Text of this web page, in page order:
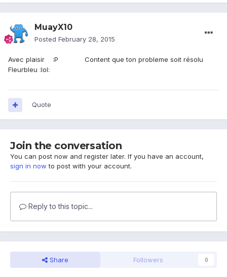
MuayX10
Posted February 28, 2015
Avec plaisir :P Content que ton probleme soit résolu
Fleurbleu :lol:
Quote
Join the conversation
You can post now and register later. If you have an account,
sign in now to post with your account.
Reply to this topic...
Share Followers 0